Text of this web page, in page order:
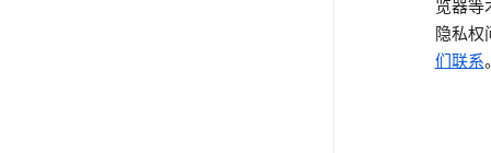
览器等
隐私权
们联系。